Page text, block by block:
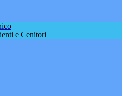
e Genitori